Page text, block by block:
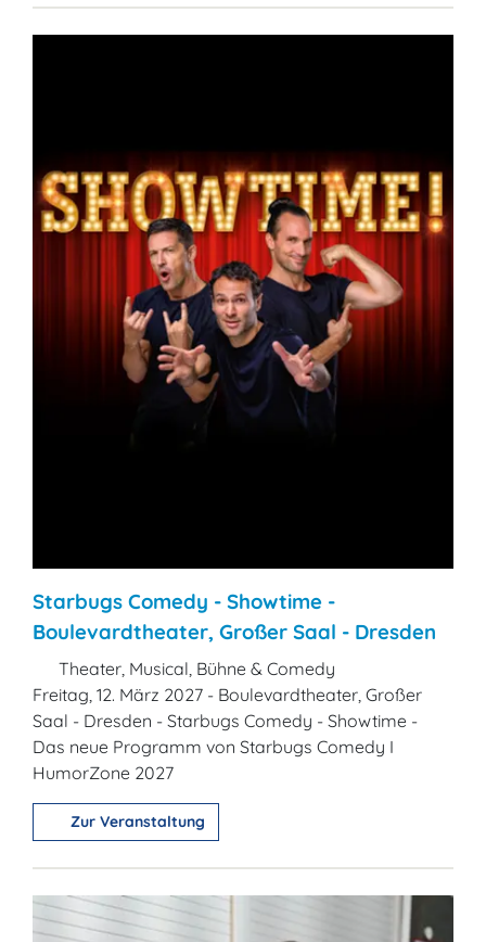
Starbugs Comedy - Showtime -
Boulevardtheater, Großer Saal - Dresden
Theater, Musical, Bühne & Comedy
Freitag, 12. März 2027 - Boulevardtheater, Großer
Saal - Dresden - Starbugs Comedy - Showtime -
Das neue Programm von Starbugs Comedy I
HumorZone 2027
Zur Veranstaltung